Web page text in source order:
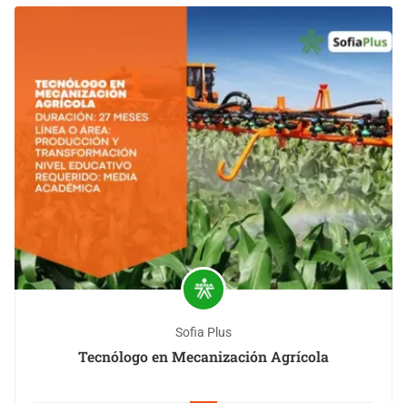
Sofia Plus
Tecnólogo en Mecanización Agrícola